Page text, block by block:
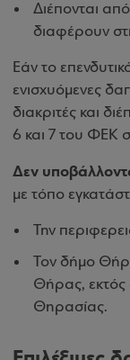
Διέπονται
διαφέρουν
Εάν το
ενισχυόμενες
διακριτές και
6 και 7 του ΦΕΚ
Δεν
με τόπο
Την
Τον δήμο
Θήρας, εκτός
Θηρασίας.